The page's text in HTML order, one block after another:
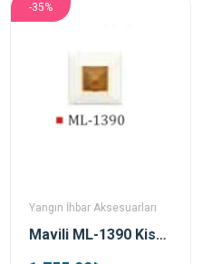
-35%
Yangın İhbar Aksesuarları
Mavili ML-1390 Kisa Devre İzolatör Modülü